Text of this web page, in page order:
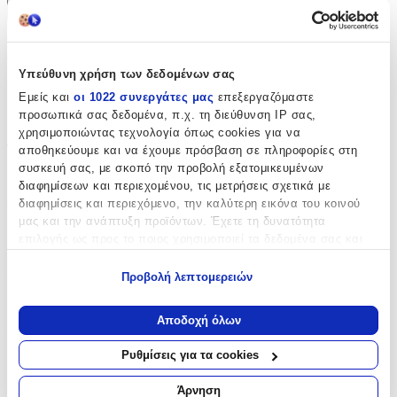
Υπεύθυνη χρήση των δεδομένων σας
Εμείς και οι 1022 συνεργάτες μας επεξεργαζόμαστε
προσωπικά σας δεδομένα, π.χ. τη διεύθυνση IP σας,
χρησιμοποιώντας τεχνολογία όπως cookies για να
αποθηκεύουμε και να έχουμε πρόσβαση σε πληροφορίες στη
συσκευή σας, με σκοπό την προβολή εξατομικευμένων
διαφημίσεων και περιεχομένου, τις μετρήσεις σχετικά με
διαφημίσεις και περιεχόμενο, την καλύτερη εικόνα του κοινού
μας και την ανάπτυξη προϊόντων. Έχετε τη δυνατότητα
Να συλλέξουμε πληροφορίες σχετικά με τη γεωγραφική
σας τοποθεσία, οι οποίες μπορεί να είναι ακριβείς σε
απόσταση μερικών μέτρων
Να αναγνωρίσουμε τη συσκευή σας σαρώνοντας ενεργά
για συγκεκριμένα χαρακτηριστικά (δακτυλικό αποτύπωμα)
Προβολή λεπτομερειών
Αποδοχή όλων
Ρυθμίσεις για τα cookies
Άρνηση
με Κλειδαριά
Όχι
Τύπος:
Μπρελόκ
Υλικό:
Κατασκευαστής